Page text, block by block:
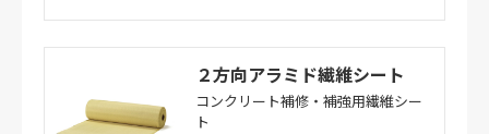
２方向アラミド繊維シート
コンクリート補修・補強用繊維シー
ト